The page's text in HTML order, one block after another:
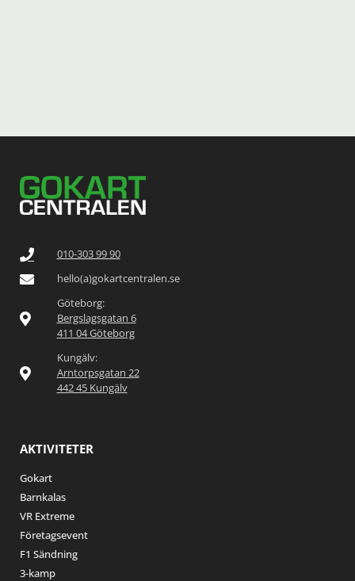
010-303 99 90
hello(a)gokartcentralen.se
Göteborg:
Bergslagsgatan 6
411 04 Göteborg
Kungälv:
Arntorpsgatan 22
442 45 Kungälv
AKTIVITETER
Gokart
Barnkalas
VR Extreme
Företagsevent
F1 Sändning
3-kamp